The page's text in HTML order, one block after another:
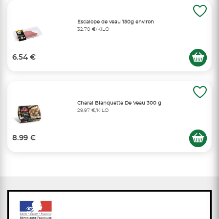
Escalope de veau 150g environ
32,70 €/KILO
6.54 €
Charal Blanquette De Veau 300 g
29,97 €/KILO
8.99 €